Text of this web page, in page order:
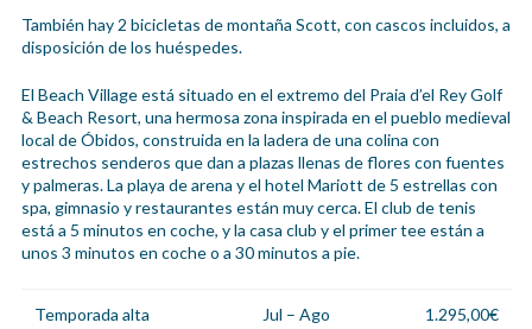
También hay 2 bicicletas de montaña Scott, con cascos incluidos, a
disposición de los huéspedes.
El Beach Village está situado en el extremo del Praia d’el Rey Golf
& Beach Resort, una hermosa zona inspirada en el pueblo medieval
local de Óbidos, construida en la ladera de una colina con
estrechos senderos que dan a plazas llenas de flores con fuentes
y palmeras. La playa de arena y el hotel Mariott de 5 estrellas con
spa, gimnasio y restaurantes están muy cerca. El club de tenis
está a 5 minutos en coche, y la casa club y el primer tee están a
unos 3 minutos en coche o a 30 minutos a pie.
Temporada alta Jul – Ago 1.295,00€